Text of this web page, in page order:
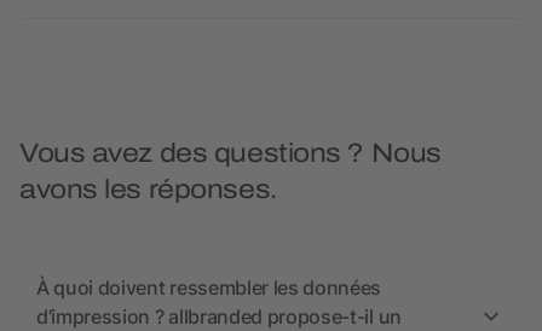
Vous avez des questions ? Nous
avons les réponses.
À quoi doivent ressembler les données
d’impression ? allbranded propose-t-il un